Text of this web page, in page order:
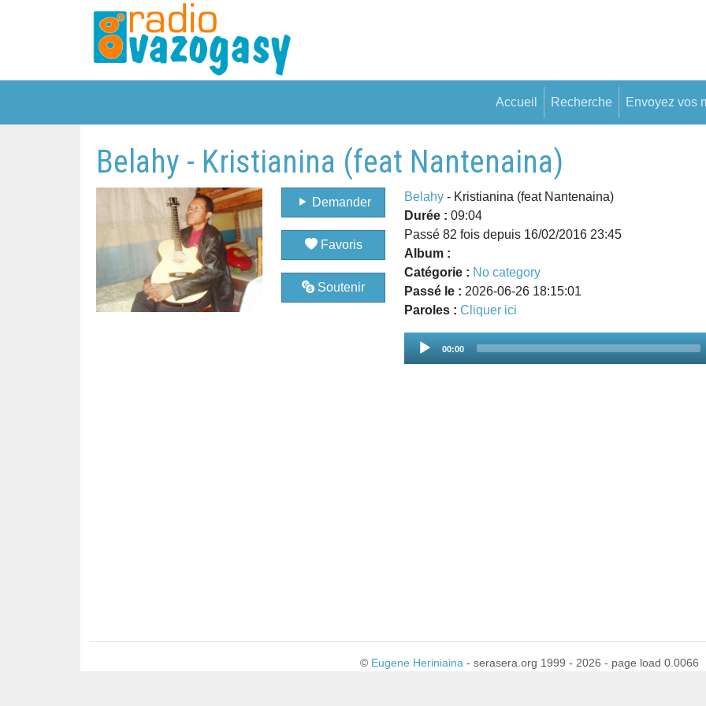
Accueil Recherche Envoyez vos
Belahy - Kristianina (feat Nantenaina)
Demander
Favoris
Soutenir
Belahy - Kristianina (feat Nantenaina)
Durée :09:04
Passé 82 fois depuis 16/02/2016 23:45
Album :
Catégorie : No category
Passé le : 2026-06-26 18:15:01
Paroles :Cliquer ici
Audio
00:00
© Eugene Heriniaina - serasera.org 1999 - 2026 - page load 0.0066